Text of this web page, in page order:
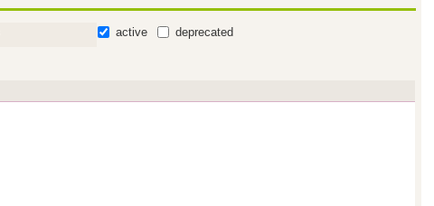
active
deprecated